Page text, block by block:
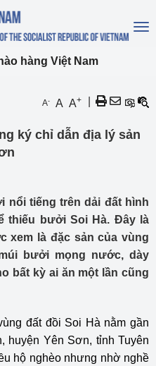
hàng Việt Nam
A- A A+
ký chỉ dẫn địa lý sản
nổi tiếng trên dải đất hình
thiếu bưởi Soi Hà. Đây là
xem là đặc sản của vùng
bưởi mọng nước, dày
bất kỳ ai ăn một lần cũng
đất đồi Soi Hà nằm gần
huyện Yên Sơn, tỉnh Tuyên
hộ nghèo nhưng nhờ nghề